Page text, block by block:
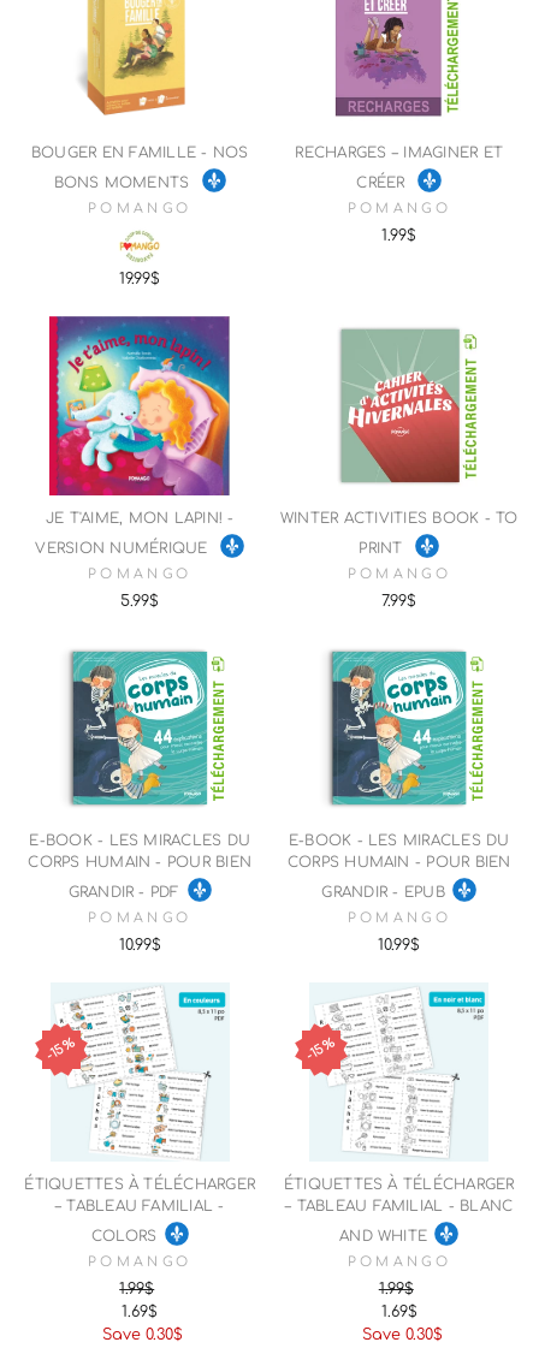
BOUGER EN FAMILLE - NOS
BONS MOMENTS
POMANGO
19.99$
RECHARGES – IMAGINER ET
CRÉER
POMANGO
1.99$
JE T'AIME, MON LAPIN! -
VERSION NUMÉRIQUE
POMANGO
5.99$
WINTER ACTIVITIES BOOK - TO
PRINT
POMANGO
7.99$
E-BOOK - LES MIRACLES DU
CORPS HUMAIN - POUR BIEN
GRANDIR - PDF
POMANGO
10.99$
E-BOOK - LES MIRACLES DU
CORPS HUMAIN - POUR BIEN
GRANDIR - EPUB
POMANGO
10.99$
15%
ÉTIQUETTES À TÉLÉCHARGER
– TABLEAU FAMILIAL -
COLORS
POMANGO
Regular
price
1.99$
Sale
price
1.69$
Save 0.30$
15%
ÉTIQUETTES À TÉLÉCHARGER
– TABLEAU FAMILIAL - BLANC
AND WHITE
POMANGO
Regular
price
1.99$
Sale
price
1.69$
Save 0.30$